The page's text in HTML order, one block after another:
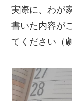
実際に、わが
書いた内容が
てください（